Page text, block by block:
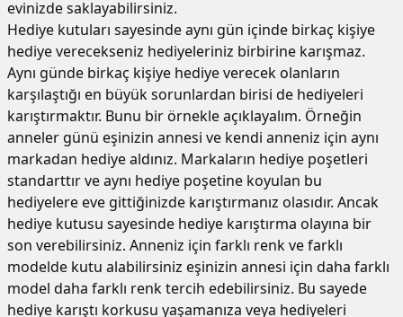
evinizde saklayabilirsiniz.
Hediye kutuları sayesinde aynı gün içinde birkaç kişiye
hediye verecekseniz hediyeleriniz birbirine karışmaz.
Aynı günde birkaç kişiye hediye verecek olanların
karşılaştığı en büyük sorunlardan birisi de hediyeleri
karıştırmaktır. Bunu bir örnekle açıklayalım. Örneğin
anneler günü eşinizin annesi ve kendi anneniz için aynı
markadan hediye aldınız. Markaların hediye poşetleri
standarttır ve aynı hediye poşetine koyulan bu
hediyelere eve gittiğinizde karıştırmanız olasıdır. Ancak
hediye kutusu sayesinde hediye karıştırma olayına bir
son verebilirsiniz. Anneniz için farklı renk ve farklı
modelde kutu alabilirsiniz eşinizin annesi için daha farklı
model daha farklı renk tercih edebilirsiniz. Bu sayede
hediye karıştı korkusu yaşamanıza veya hediyeleri